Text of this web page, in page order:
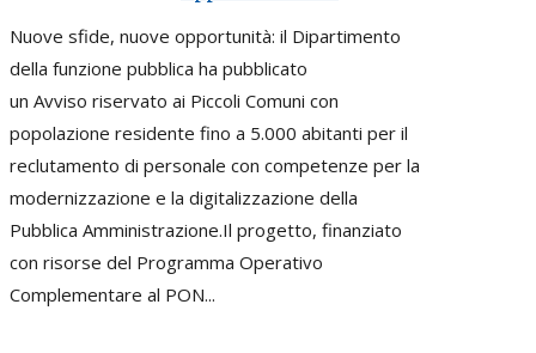
Nuove sfide, nuove opportunità: il Dipartimento
della funzione pubblica ha pubblicato
un Avviso riservato ai Piccoli Comuni con
popolazione residente fino a 5.000 abitanti per il
reclutamento di personale con competenze per la
modernizzazione e la digitalizzazione della
Pubblica Amministrazione.Il progetto, finanziato
con risorse del Programma Operativo
Complementare al PON...